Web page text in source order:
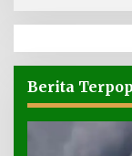
Berita